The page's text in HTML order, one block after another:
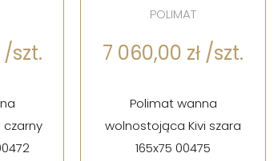
/szt.
czarny
POLIMAT
7 060,00 zł /szt.
Polimat wanna
wolnostojąca Kivi szara
165x75 00475